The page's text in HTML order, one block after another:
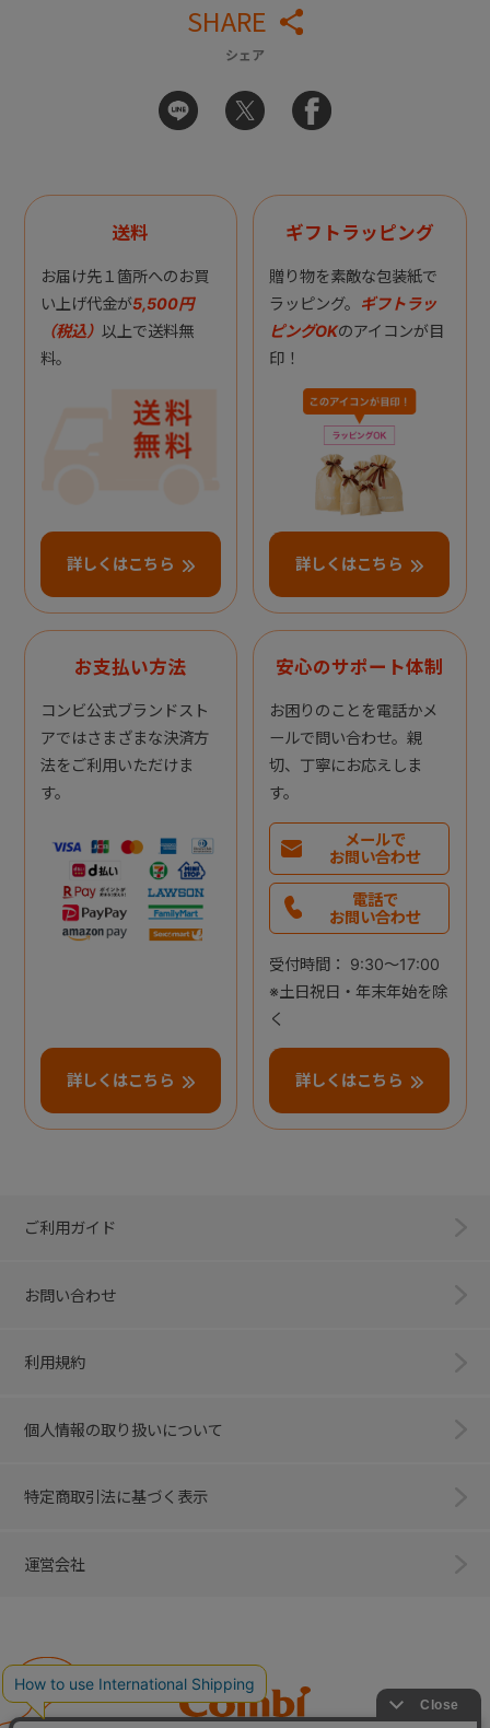
SHARE
シェア
送料
お届け先１箇所へのお買
い上げ代金が5,500円
（税込） 以上で送料無
料。
詳しくはこちら
ギフトラッピング
贈り物を素敵な包装紙で
ラッピング。 ギフトラッ
ピングOKのアイコンが目
印！
詳しくはこちら
お支払い方法
コンビ公式ブランドスト
アではさまざまな決済方
法をご利用いただけま
す。
詳しくはこちら
安心のサポート体制
お困りのことを電話かメ
ールで問い合わせ。親
切、丁寧にお応えしま
す。
メールで
お問い合わせ
電話で
お問い合わせ
受付時間： 9:30～17:00
※土日祝日・年末年始を除
く
詳しくはこちら
ご利用ガイド
お問い合わせ
利用規約
個人情報の取り扱いについて
特定商取引法に基づく表示
運営会社